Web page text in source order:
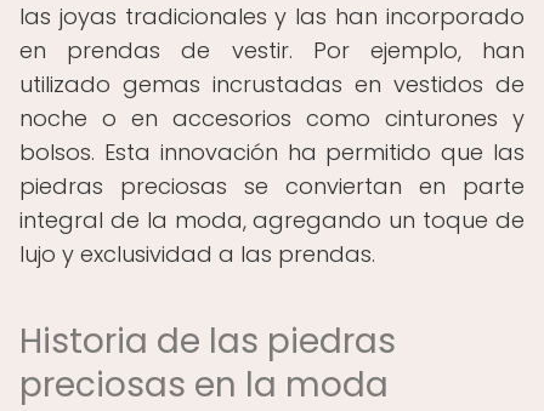
las joyas tradicionales y las han incorporado
en prendas de vestir. Por ejemplo, han
utilizado gemas incrustadas en vestidos de
noche o en accesorios como cinturones y
bolsos. Esta innovación ha permitido que las
piedras preciosas se conviertan en parte
integral de la moda, agregando un toque de
lujo y exclusividad a las prendas.
Historia de las piedras
preciosas en la moda